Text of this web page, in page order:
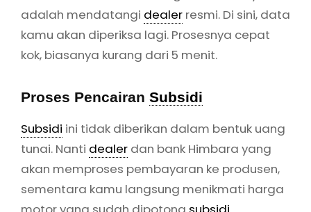
adalah mendatangi dealer resmi. Di sini, data
kamu akan diperiksa lagi. Prosesnya cepat
kok, biasanya kurang dari 5 menit.
Proses Pencairan Subsidi
Subsidi ini tidak diberikan dalam bentuk uang
tunai. Nanti dealer dan bank Himbara yang
akan memproses pembayaran ke produsen,
sementara kamu langsung menikmati harga